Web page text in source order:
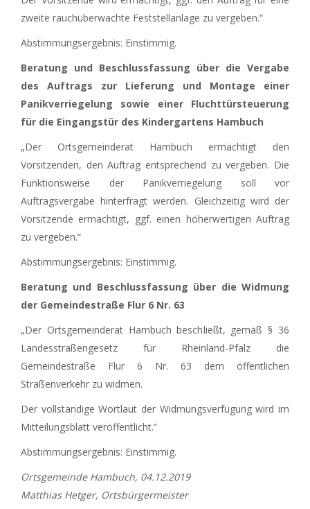
zweite rauchüberwachte Feststellanlage zu vergeben.“
Abstimmungsergebnis: Einstimmig.
Beratung und Beschlussfassung über die Vergabe
des Auftrags zur Lieferung und Montage einer
Panikverriegelung sowie einer Fluchttürsteuerung
für die Eingangstür des Kindergartens Hambuch
„Der Ortsgemeinderat Hambuch ermächtigt den
Vorsitzenden, den Auftrag entsprechend zu vergeben. Die
Funktionsweise der Panikverriegelung soll vor
Auftragsvergabe hinterfragt werden. Gleichzeitig wird der
Vorsitzende ermächtigt, ggf. einen höherwertigen Auftrag
zu vergeben.“
Abstimmungsergebnis: Einstimmig.
Beratung und Beschlussfassung über die Widmung
der Gemeindestraße Flur 6 Nr. 63
„Der Ortsgemeinderat Hambuch beschließt, gemäß § 36
Landesstraßengesetz für Rheinland-Pfalz die
Gemeindestraße Flur 6 Nr. 63 dem öffentlichen
Straßenverkehr zu widmen.
Der vollständige Wortlaut der Widmungsverfügung wird im
Mitteilungsblatt veröffentlicht.“
Abstimmungsergebnis: Einstimmig.
Ortsgemeinde Hambuch, 04.12.2019
Matthias Hetger, Ortsbürgermeister